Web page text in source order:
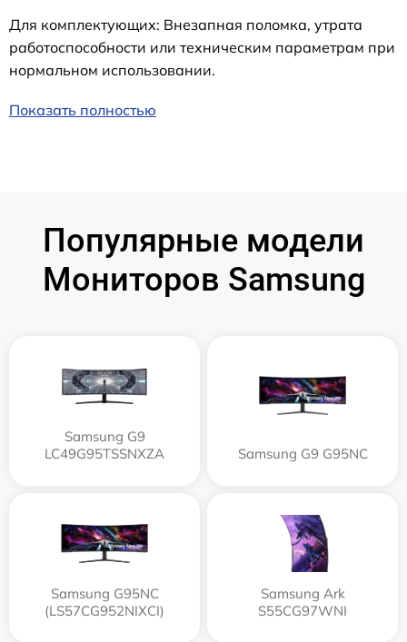
Для комплектующих: Внезапная поломка, утрата
работоспособности или техническим параметрам при
нормальном использовании.
Показать полностью
Популярные модели
Мониторов Samsung
Samsung G9
LC49G95TSSNXZA
Samsung G9 G95NC
Samsung G95NC
(LS57CG952NIXCI)
Samsung Ark
S55CG97WNI